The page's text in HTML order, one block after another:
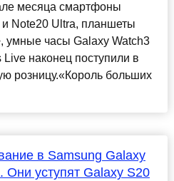
месяца смартфоны
Note20 Ultra, планшеты
умные часы Galaxy Watch3
наконец поступили в
розницу.«Король больших
в Samsung Galaxy
Они уступят Galaxy S20